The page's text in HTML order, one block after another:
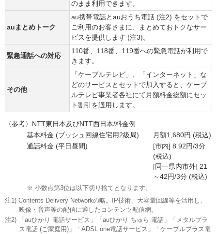
のまま利用できます。
auまとめトーク
au携帯電話とauおうち電話 (注2) をセットで
ご利用のお客さまに、まとめておトクなサー
ビスを提供します (注3)。
緊急通話への対応
110番、118番、119番への緊急電話が利用で
きます。
その他
「ケーブルテレビ」、「インターネット」な
どのサービスとセットで加入すると、ケーブ
ルテレビ事業者各社にて月額料金総額にセッ
ト割引を適用します。
〈参考〉NTT東日本及びNTT西日本/料金例
基本料金 (プッシュ回線住宅用2級局)
月額1,680円 (税込)
通話料金 (平日昼間)
[市内] 8.92円/3分
(税込)
[同一県内市外] 21
～42円/3分 (税込)
※ 小数点第3位は以下切り捨てとなります。
注1) Contents Delivery Networkの略。IP技術、大容量回線等を活用し、
映像・音声等の配信に適したコンテンツ配信網。
注2) 「auひかり 電話サービス」「auひかり ちゅら 電話」「メタルプラ
ス電話 (ご家庭用)」「ADSL one電話サービス」「ケーブルプラス電